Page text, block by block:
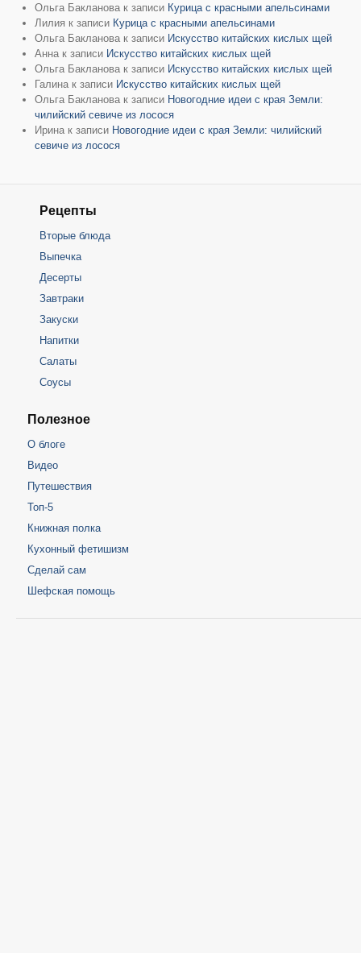
Ольга Бакланова к записи Курица с красными апельсинами
Лилия к записи Курица с красными апельсинами
Ольга Бакланова к записи Искусство китайских кислых щей
Анна к записи Искусство китайских кислых щей
Ольга Бакланова к записи Искусство китайских кислых щей
Галина к записи Искусство китайских кислых щей
Ольга Бакланова к записи Новогодние идеи с края Земли:
чилийский севиче из лосося
Ирина к записи Новогодние идеи с края Земли: чилийский
севиче из лосося
Рецепты
Вторые блюда
Выпечка
Десерты
Завтраки
Закуски
Напитки
Салаты
Соусы
Полезное
О блоге
Видео
Путешествия
Топ-5
Книжная полка
Кухонный фетишизм
Сделай сам
Шефская помощь